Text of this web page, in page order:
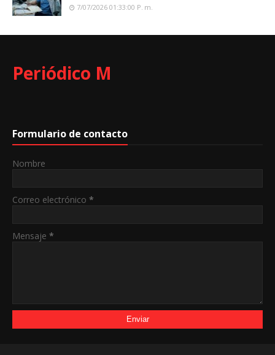
7/07/2026 01:33:00 P. M.
Periódico M
Formulario de contacto
Nombre
Correo electrónico *
Mensaje *